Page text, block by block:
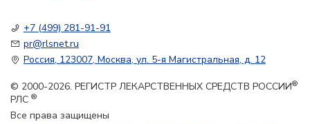
+7 (499) 281-91-91
pr@rlsnet.ru
Россия, 123007, Москва, ул. 5-я Магистральная, д. 12
© 2000-2026. РЕГИСТР ЛЕКАРСТВЕННЫХ СРЕДСТВ РОССИИ®
РЛС ®
Все права защищены